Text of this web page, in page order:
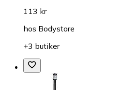
113 kr
hos Bodystore
+3 butiker